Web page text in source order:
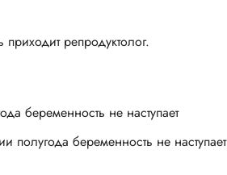
репродуктолог.
беременность не наступает
беременность не наступает